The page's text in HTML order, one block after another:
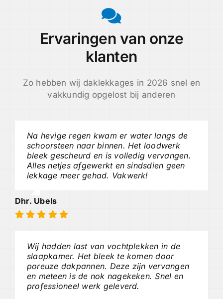
Ervaringen van onze
klanten
Zo hebben wij daklekkages in 2026 snel en
vakkundig opgelost bij anderen
Na hevige regen kwam er water langs de
schoorsteen naar binnen. Het loodwerk
bleek gescheurd en is volledig vervangen.
Alles netjes afgewerkt en sindsdien geen
lekkage meer gehad. Vakwerk!
Dhr. Ubels
Wij hadden last van vochtplekken in de
slaapkamer. Het bleek te komen door
poreuze dakpannen. Deze zijn vervangen
en meteen is de nok nagekeken. Snel en
professioneel werk geleverd.